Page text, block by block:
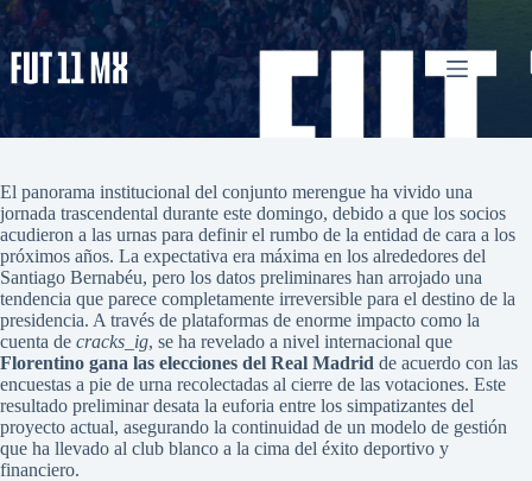
Saltar
al
contenido
Florentino gana las elecciones del Real Madrid
admin
El panorama institucional del conjunto merengue ha vivido una
jornada trascendental durante este domingo, debido a que los socios
acudieron a las urnas para definir el rumbo de la entidad de cara a los
próximos años. La expectativa era máxima en los alrededores del
Santiago Bernabéu, pero los datos preliminares han arrojado una
tendencia que parece completamente irreversible para el destino de la
presidencia. A través de plataformas de enorme impacto como la
cuenta de cracks_ig, se ha revelado a nivel internacional que
Florentino gana las elecciones del Real Madrid de acuerdo con las
encuestas a pie de urna recolectadas al cierre de las votaciones. Este
resultado preliminar desata la euforia entre los simpatizantes del
proyecto actual, asegurando la continuidad de un modelo de gestión
que ha llevado al club blanco a la cima del éxito deportivo y
financiero.